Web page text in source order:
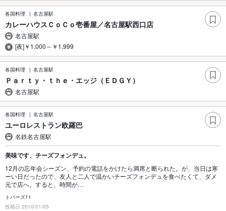
各国料理 名古屋駅
カレーハウスＣｏＣｏ壱番屋／名古屋駅西口店
名古屋駅
[夜]￥1,000～￥1,999
各国料理 名古屋駅
Ｐａｒｔｙ・ｔｈｅ・エッジ（ＥＤＧＹ）
名古屋駅
各国料理 名古屋駅
ユーロレストラン欧羅巴
名鉄名古屋駅
美味です、チーズフォンデュ。
12月の忘年会シーズン、予約の電話をかけたら満席と断られた。が、当日は寒
ーい日だったので、友人と二人で温かいチーズフォンデュを食べたくて、ダメ
元で店へ。すると、時間が…
トパーズ11
投稿日 2010/01/05